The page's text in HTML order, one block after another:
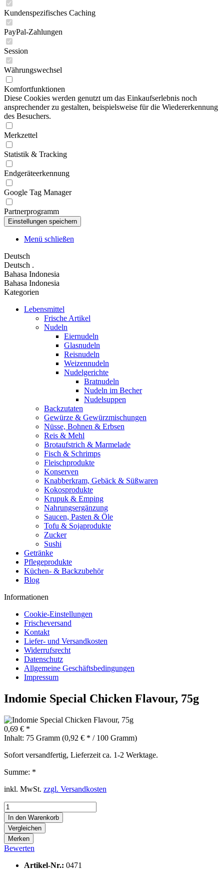
Kundenspezifisches Caching
PayPal-Zahlungen
Session
Währungswechsel
Komfortfunktionen
Diese Cookies werden genutzt um das Einkaufserlebnis noch
ansprechender zu gestalten, beispielsweise für die Wiedererkennung
des Besuchers.
Merkzettel
Statistik & Tracking
Endgeräteerkennung
Google Tag Manager
Partnerprogramm
Menü schließen
Deutsch
Deutsch .
Bahasa Indonesia
Bahasa Indonesia
Kategorien
Lebensmittel
Frische Artikel
Nudeln
Eiernudeln
Glasnudeln
Reisnudeln
Weizennudeln
Nudelgerichte
Bratnudeln
Nudeln im Becher
Nudelsuppen
Backzutaten
Gewürze & Gewürzmischungen
Nüsse, Bohnen & Erbsen
Reis & Mehl
Brotaufstrich & Marmelade
Fisch & Schrimps
Fleischprodukte
Konserven
Knabberkram, Gebäck & Süßwaren
Kokosprodukte
Krupuk & Emping
Nahrungsergänzung
Saucen, Pasten & Öle
Tofu & Sojaprodukte
Zucker
Sushi
Getränke
Pflegeprodukte
Küchen- & Backzubehör
Blog
Informationen
Cookie-Einstellungen
Frischeversand
Kontakt
Liefer- und Versandkosten
Widerrufsrecht
Datenschutz
Allgemeine Geschäftsbedingungen
Impressum
Indomie Special Chicken Flavour, 75g
0,69 € *
Inhalt: 75 Gramm (0,92 € * / 100 Gramm)
Sofort versandfertig, Lieferzeit ca. 1-2 Werktage.
Summe: *
inkl. MwSt. zzgl. Versandkosten
In den Warenkorb
Vergleichen
Merken
Bewerten
Artikel-Nr.: 0471